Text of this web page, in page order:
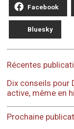
Facebook
Bluesky
Récentes
Dix conseils pour
active, même en
Prochaine